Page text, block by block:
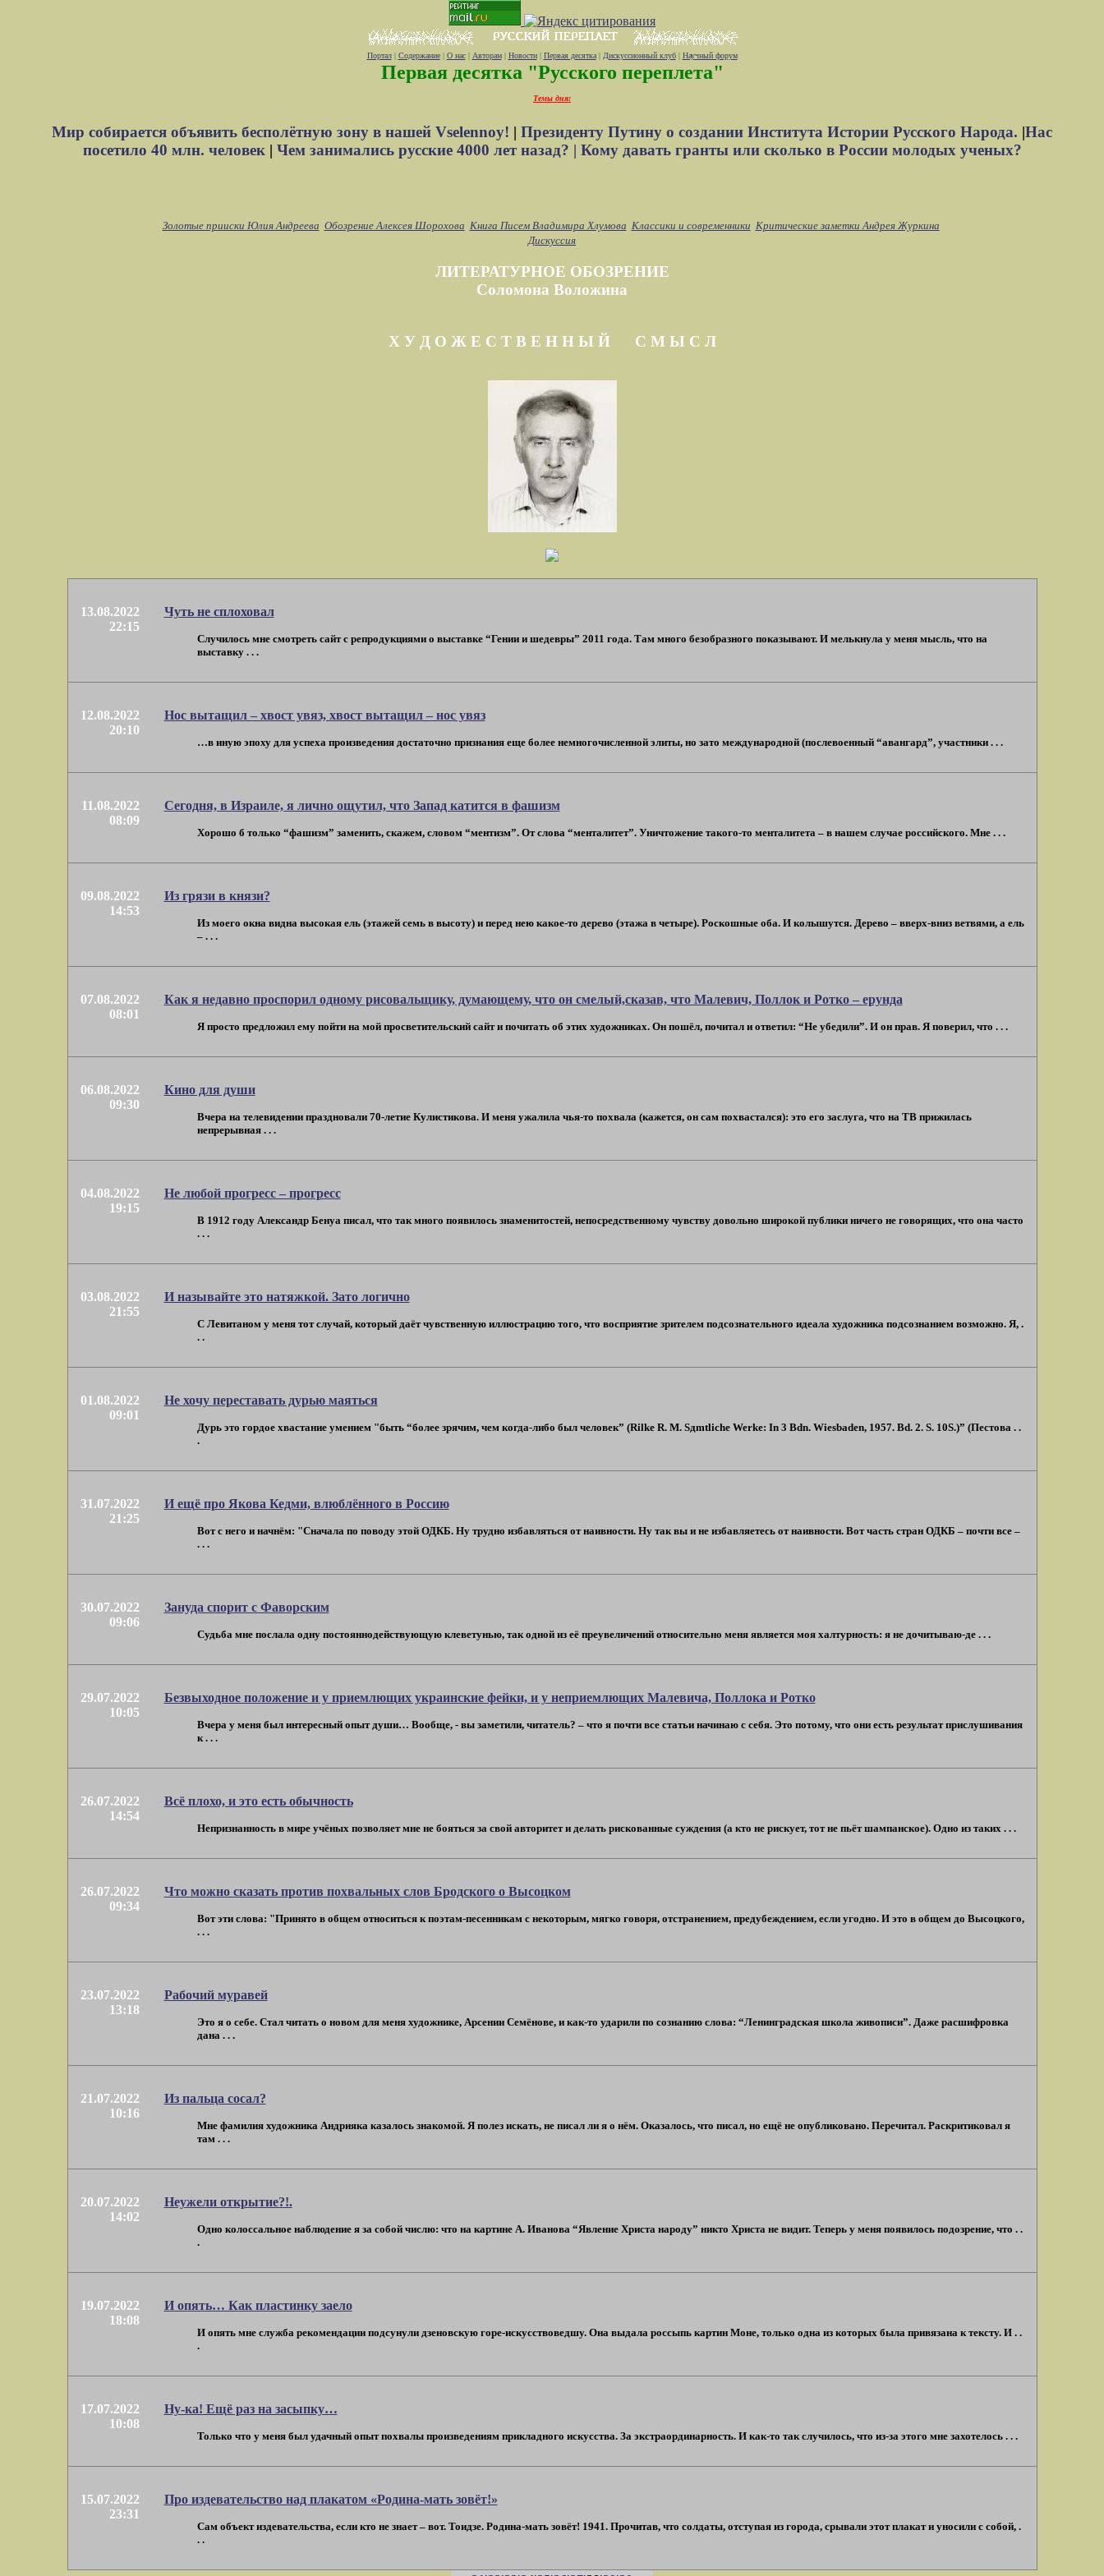
Портал| Содержание| О нас| Авторам| Новости| Первая десятка| Дискуссионный клуб| Научный форум
Первая десятка "Русского переплета"
Темы дня:
Мир собирается объявить бесполётную зону в нашей Vselennoy! | Президенту Путину о создании Института Истории Русского Народа. |Нас
посетило 40 млн. человек| Чем занимались русские 4000 лет назад? | Кому давать гранты или сколько в России молодых ученых?
Золотые прииски Юлия Андреева Обозрение Алексея Шорохова Книга Писем Владимира Хлумова Классики и современники Критические заметки Андрея Журкина
Дискуссия
ЛИТЕРАТУРНОЕ ОБОЗРЕНИЕ
Соломона Воложина
Х У Д О Ж Е С Т В Е Н Н Ы Й С М Ы С Л
13.08.2022
22:15
Чуть не сплоховал
Случилось мне смотреть сайт с репродукциями о выставке “Гении и шедевры” 2011 года. Там много безобразного показывают. И мелькнула у меня мысль, что на
выставку . . .
12.08.2022
20:10
Нос вытащил – хвост увяз, хвост вытащил – нос увяз
…в иную эпоху для успеха произведения достаточно признания еще более немногочисленной элиты, но зато международной (послевоенный “авангард”, участники . . .
11.08.2022
08:09
Сегодня, в Израиле, я лично ощутил, что Запад катится в фашизм
Хорошо б только “фашизм” заменить, скажем, словом “ментизм”. От слова “менталитет”. Уничтожение такого-то менталитета – в нашем случае российского. Мне . . .
09.08.2022
14:53
Из грязи в князи?
Из моего окна видна высокая ель (этажей семь в высоту) и перед нею какое-то дерево (этажа в четыре). Роскошные оба. И колышутся. Дерево – вверх-вниз ветвями, а ель
– . . .
07.08.2022
08:01
Как я недавно проспорил одному рисовальщику, думающему, что он смелый,сказав, что Малевич, Поллок и Ротко – ерунда
Я просто предложил ему пойти на мой просветительский сайт и почитать об этих художниках. Он пошёл, почитал и ответил: “Не убедили”. И он прав. Я поверил, что . . .
06.08.2022
09:30
Кино для души
Вчера на телевидении праздновали 70-летие Кулистикова. И меня ужалила чья-то похвала (кажется, он сам похвастался): это его заслуга, что на ТВ прижилась
непрерывная . . .
04.08.2022
19:15
Не любой прогресс – прогресс
В 1912 году Александр Бенуа писал, что так много появилось знаменитостей, непосредственному чувству довольно широкой публики ничего не говорящих, что она часто
. . .
03.08.2022
21:55
И называйте это натяжкой. Зато логично
С Левитаном у меня тот случай, который даёт чувственную иллюстрацию того, что восприятие зрителем подсознательного идеала художника подсознанием возможно. Я, .
. .
01.08.2022
09:01
Не хочу переставать дурью маяться
Дурь это гордое хвастание умением "быть “более зрячим, чем когда-либо был человек” (Rilke R. M. Sдmtliche Werke: In 3 Bdn. Wiesbaden, 1957. Bd. 2. S. 10S.)” (Пестова . .
.
31.07.2022
21:25
И ещё про Якова Кедми, влюблённого в Россию
Вот с него и начнём: "Сначала по поводу этой ОДКБ. Ну трудно избавляться от наивности. Ну так вы и не избавляетесь от наивности. Вот часть стран ОДКБ – почти все –
. . .
30.07.2022
09:06
Зануда спорит с Фаворским
Судьба мне послала одну постояннодействующую клеветунью, так одной из её преувеличений относительно меня является моя халтурность: я не дочитываю-де . . .
29.07.2022
10:05
Безвыходное положение и у приемлющих украинские фейки, и у неприемлющих Малевича, Поллока и Ротко
Вчера у меня был интересный опыт души… Вообще, - вы заметили, читатель? – что я почти все статьи начинаю с себя. Это потому, что они есть результат прислушивания
к . . .
26.07.2022
14:54
Всё плохо, и это есть обычность
Непризнанность в мире учёных позволяет мне не бояться за свой авторитет и делать рискованные суждения (а кто не рискует, тот не пьёт шампанское). Одно из таких . . .
26.07.2022
09:34
Что можно сказать против похвальных слов Бродского о Высоцком
Вот эти слова: "Принято в общем относиться к поэтам-песенникам с некоторым, мягко говоря, отстранением, предубеждением, если угодно. И это в общем до Высоцкого,
. . .
23.07.2022
13:18
Рабочий муравей
Это я о себе. Стал читать о новом для меня художнике, Арсении Семёнове, и как-то ударили по сознанию слова: “Ленинградская школа живописи”. Даже расшифровка
дана . . .
21.07.2022
10:16
Из пальца сосал?
Мне фамилия художника Андрияка казалось знакомой. Я полез искать, не писал ли я о нём. Оказалось, что писал, но ещё не опубликовано. Перечитал. Раскритиковал я
там . . .
20.07.2022
14:02
Неужели открытие?!.
Одно колоссальное наблюдение я за собой числю: что на картине А. Иванова “Явление Христа народу” никто Христа не видит. Теперь у меня появилось подозрение, что . .
.
19.07.2022
18:08
И опять… Как пластинку заело
И опять мне служба рекомендации подсунули дзеновскую горе-искусствоведшу. Она выдала россыпь картин Моне, только одна из которых была привязана к тексту. И . .
.
17.07.2022
10:08
Ну-ка! Ещё раз на засыпку…
Только что у меня был удачный опыт похвалы произведениям прикладного искусства. За экстраординарность. И как-то так случилось, что из-за этого мне захотелось . . .
15.07.2022
23:31
Про издевательство над плакатом «Родина-мать зовёт!»
Сам объект издевательства, если кто не знает – вот. Тоидзе. Родина-мать зовёт! 1941. Прочитав, что солдаты, отступая из города, срывали этот плакат и уносили с собой, .
. .